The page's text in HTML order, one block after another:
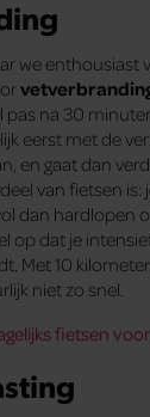
we enthousiast
na 30
eerst met de
en gaat dan
van fietsen
dan hardlopen
op dat je
Met 10
niet zo snel.
fietsen